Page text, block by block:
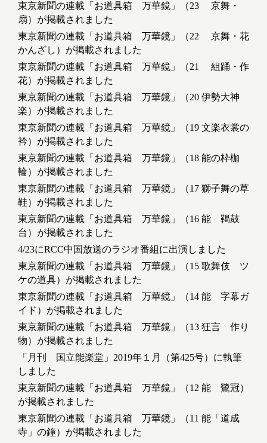
東京新聞の連載「お道具箱 万華鏡」（23 京舞・
扇）が掲載されました
東京新聞の連載「お道具箱 万華鏡」（22 京舞・花
かんざし）が掲載されました
東京新聞の連載「お道具箱 万華鏡」（21 組踊・作
花）が掲載されました
東京新聞の連載「お道具箱 万華鏡」（20 伊勢大神
楽）が掲載されました
東京新聞の連載「お道具箱 万華鏡」（19 文楽衣裳の
衿）が掲載されました
東京新聞の連載「お道具箱 万華鏡」（18 能の枠枷
輪）が掲載されました
東京新聞の連載「お道具箱 万華鏡」（17 獅子舞の草
鞋）が掲載されました
東京新聞の連載「お道具箱 万華鏡」（16 能 鞨鼓
台）が掲載されました
4/23にRCC中国放送のラジオ番組に出演しました
東京新聞の連載「お道具箱 万華鏡」（15 歌舞伎 ツ
ケの道具）が掲載されました
東京新聞の連載「お道具箱 万華鏡」（14 能 字幕ガ
イド）が掲載されました
東京新聞の連載「お道具箱 万華鏡」（13 狂言 作り
物）が掲載されました
「月刊 国立能楽堂」2019年１月（第425号）に執筆
しました
東京新聞の連載「お道具箱 万華鏡」（12 能 鷺冠）
が掲載されました
東京新聞の連載「お道具箱 万華鏡」（11 能「道成
寺」の鐘）が掲載されました